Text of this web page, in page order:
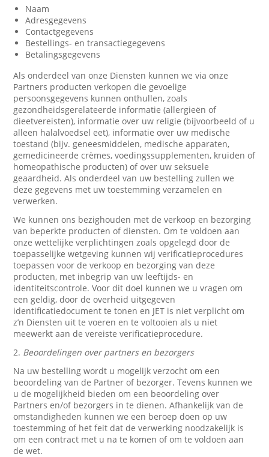
Naam
Adresgegevens
Contactgegevens
Bestellings- en transactiegegevens
Betalingsgegevens
Als onderdeel van onze Diensten kunnen we via onze
Partners producten verkopen die gevoelige
persoonsgegevens kunnen onthullen, zoals
gezondheidsgerelateerde informatie (allergieën of
dieetvereisten), informatie over uw religie (bijvoorbeeld of u
alleen halalvoedsel eet), informatie over uw medische
toestand (bijv. geneesmiddelen, medische apparaten,
gemedicineerde crèmes, voedingssupplementen, kruiden of
homeopathische producten) of over uw seksuele
geaardheid. Als onderdeel van uw bestelling zullen we
deze gegevens met uw toestemming verzamelen en
verwerken.
We kunnen ons bezighouden met de verkoop en bezorging
van beperkte producten of diensten. Om te voldoen aan
onze wettelijke verplichtingen zoals opgelegd door de
toepasselijke wetgeving kunnen wij verificatieprocedures
toepassen voor de verkoop en bezorging van deze
producten, met inbegrip van uw leeftijds- en
identiteitscontrole. Voor dit doel kunnen we u vragen om
een geldig, door de overheid uitgegeven
identificatiedocument te tonen en JET is niet verplicht om
z’n Diensten uit te voeren en te voltooien als u niet
meewerkt aan de vereiste verificatieprocedure.
2. Beoordelingen over partners en bezorgers
Na uw bestelling wordt u mogelijk verzocht om een
beoordeling van de Partner of bezorger. Tevens kunnen we
u de mogelijkheid bieden om een beoordeling over
Partners en/of bezorgers in te dienen. Afhankelijk van de
omstandigheden kunnen we een beroep doen op uw
toestemming of het feit dat de verwerking noodzakelijk is
om een contract met u na te komen of om te voldoen aan
de wet.